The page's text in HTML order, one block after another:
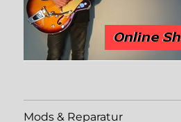
Mods & Reparatur